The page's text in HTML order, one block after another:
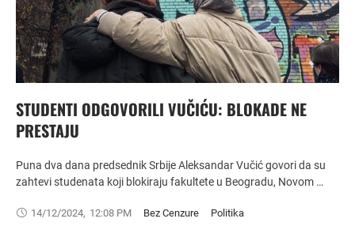
STUDENTI ODGOVORILI VUČIĆU: BLOKADE NE
PRESTAJU
Puna dva dana predsednik Srbije Aleksandar Vučić govori da su
zahtevi studenata koji blokiraju fakultete u Beogradu, Novom …
14/12/2024, 12:08 PM Bez Cenzure Politika